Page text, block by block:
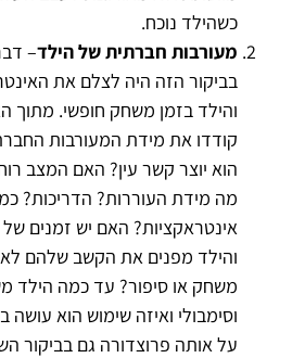
כשהילד נוכח.
מעורבות חברתית של הילד–
בביקור הזה היה לצלם את
והילד בזמן משחק חופשי. מתוך
קודדו את מידת המעורבות
הוא יוצר קשר עין? האם המצב
מה מידת העוררות? הדריכות?
אינטראקציות? האם יש זמנים
והילד מפנים את הקשב שלהם
משחק או סיפור? עד כמה הילד
וסימבולי ואיזה שימוש הוא
על אותה פרוצדורה גם בביקור